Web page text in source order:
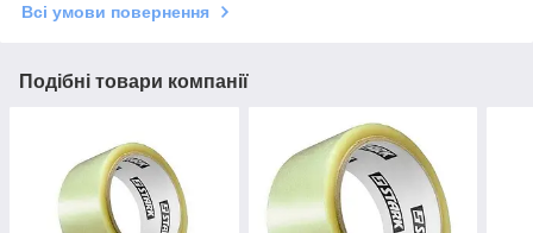
Всі умови повернення
Подібні товари компанії